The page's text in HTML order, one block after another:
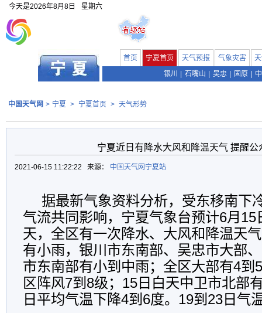
今天是2026年8月8日 星期六
首页 宁夏首页 天气预报 气象灾害
银川
石嘴山 吴忠 固原
中国天气网 > 宁夏 > 宁夏首页 > 天气形势
宁夏近日有降水大风和降温天气 提醒公
2021-06-15 11:22:22 来源： 中国天气网宁夏站
据最新气象资料分析，受东移南下
气流共同影响，宁夏气象台预计6月15
天，全区有一次降水、大风和降温天
有小雨，银川市东南部、吴忠市大部
市东南部有小到中雨；全区大部有4到
区阵风7到8级；15日白天中卫市北部
日平均气温下降4到6度。19到23日气